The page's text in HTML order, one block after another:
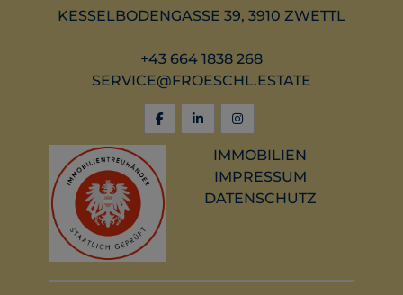
KESSELBODENGASSE 39, 3910 ZWETTL
+43 664 1838 268
SERVICE@FROESCHL.ESTATE
IMMOBILIEN
IMPRESSUM
DATENSCHUTZ